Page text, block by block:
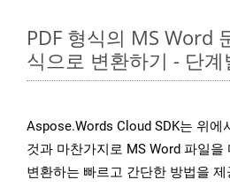
PDF 형식의 MS Word
식으로 변환하기 - 단
Aspose.Words Cloud SDK는 위에
것과 마찬가지로 MS Word 파일
변환하는 빠르고 간단한 방법을 제